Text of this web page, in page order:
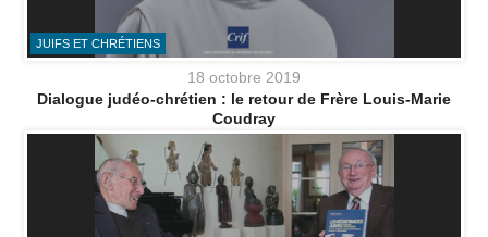
JUIFS ET CHRÉTIENS
18 octobre 2019
Dialogue judéo-chrétien : le retour de Frère Louis-Marie
Coudray